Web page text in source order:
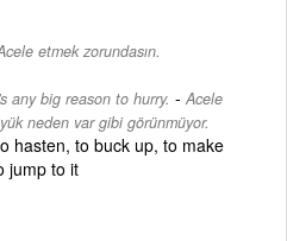
etmek zorundasın.
any big reason to hurry. - Acele
neden var gibi görünmüyor.
hasten, to buck up, to make
jump to it